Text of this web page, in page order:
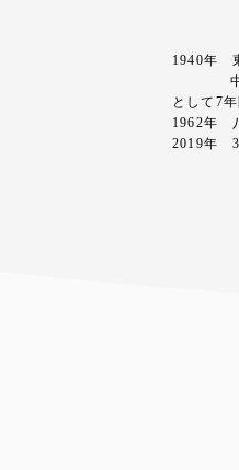
1940年
中学を
として7
1962年
2019年 3